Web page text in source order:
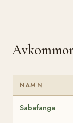
NAMN
Sabafanga